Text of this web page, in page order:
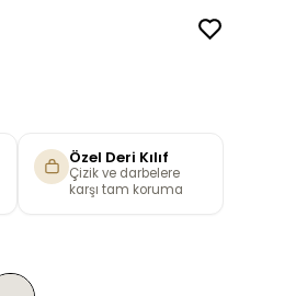
Özel Deri Kılıf
Çizik ve darbelere
karşı tam koruma